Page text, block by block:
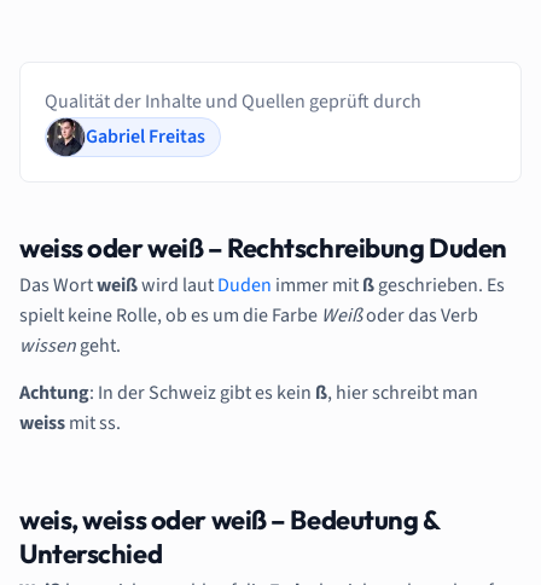
Qualität der Inhalte und Quellen geprüft durch
Gabriel Freitas
weiss oder weiß – Rechtschreibung Duden
Das Wortweißwird lautDuden immer mitßgeschrieben. Es
spielt keine Rolle, ob es um die Farbe Weißoder das Verb
wissengeht.
Achtung: In der Schweiz gibt es kein ß, hier schreibt man
weissmit ss.
weis, weiss oder weiß – Bedeutung &
Unterschied